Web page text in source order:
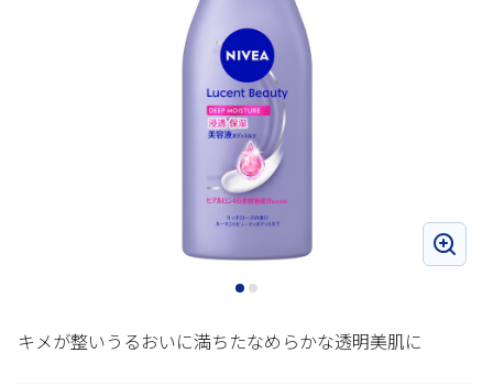
キメが整いうるおいに満ちたなめらかな透明美肌に